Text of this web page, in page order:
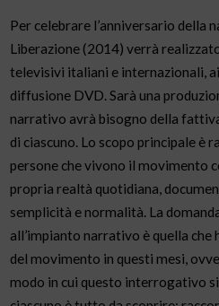
Per celebrare l’anniversario della
Liberazione (2014) verrà
televisivi italiani e internazionali,
diffusione DVD. Sarà una
narrativo avrà bisogno della
di ciascuno. Lo scopo principale è
persone che vivono il movimento
propria realtà quotidiana,
semplicità e normalità. La
all’impianto narrativo è quella che
del movimento in questi mesi,
modo in cui questo interrogativo